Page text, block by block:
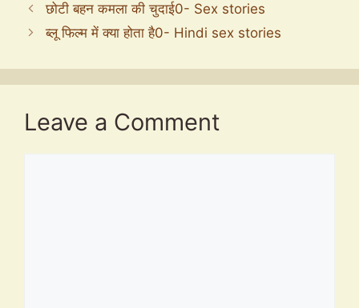
छोटी बहन कमला की चुदाई0- Sex stories
ब्लू फिल्म में क्या होता है0- Hindi sex stories
Leave a Comment